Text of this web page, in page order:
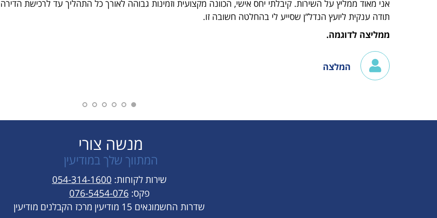
אני מאוד ממליץ על השירות. קיבלתי יחס אישי, הכוונה מקצועית וזמינות גבוהה לאורך כל התהליך עד לרכישת
תודה ענקית ליועץ הנדל”ן שסייע לי בהחלטה חשובה זו.
ממליצה לדוגמה.
המלצה
מנשה צורי
המתווך שלך במודיעין
שירות לקוחות: 054-314-1600
פקס: 076-5454-076
שדרות החשמונאים 15 מודיעין מרכז הקבלנים מודיעין